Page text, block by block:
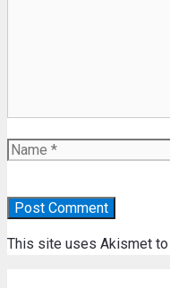
Name
This site uses Akismet to